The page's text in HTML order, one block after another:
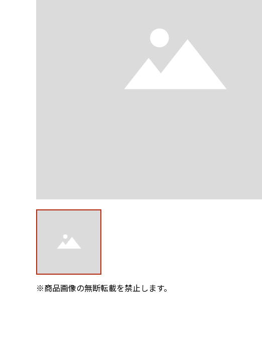
※商品画像の無断転載を禁止します。